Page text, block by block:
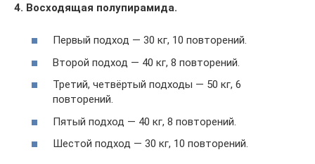
4. Восходящая полупирамида.
Первый подход — 30 кг, 10 повторений.
Второй подход — 40 кг, 8 повторений.
Третий, четвёртый подходы — 50 кг, 6
повторений.
Пятый подход — 40 кг, 8 повторений.
Шестой подход — 30 кг, 10 повторений.